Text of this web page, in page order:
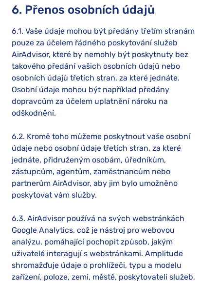
6. Přenos osobních údajů
6.1. Vaše údaje mohou být předány třetím stranám
pouze za účelem řádného poskytování služeb
AirAdvisor, které by nemohly být poskytnuty bez
takového předání vašich osobních údajů nebo
osobních údajů třetích stran, za které jednáte.
Osobní údaje mohou být například předány
dopravcům za účelem uplatnění nároku na
odškodnění.
6.2. Kromě toho můžeme poskytnout vaše osobní
údaje nebo osobní údaje třetích stran, za které
jednáte, přidruženým osobám, úředníkům,
zástupcům, agentům, zaměstnancům nebo
partnerům AirAdvisor, aby jim bylo umožněno
poskytovat vám služby.
6.3. AirAdvisor používá na svých webstránkách
Google Analytics, což je nástroj pro webovou
analýzu, pomáhající pochopit způsob, jakým
uživatelé interagují s webstránkami. Amplitude
shromažďuje údaje o prohlížeči, typu a modelu
zařízení, poloze, zemi, městě, poskytovateli služeb,